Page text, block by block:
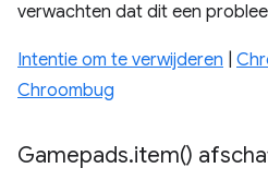
verwachten dat dit een
Intentie om te verwijderen
Chroombug
Gamepads.item()